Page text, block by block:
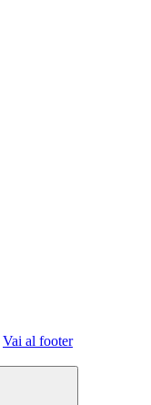
Vai al footer